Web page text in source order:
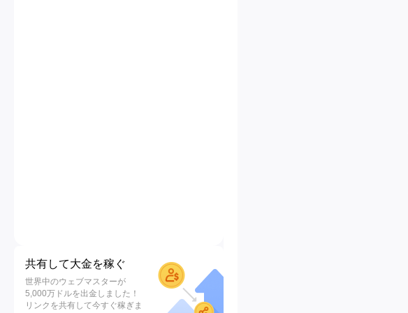
共有して大金を稼ぐ
世界中のウェブマスターが
5,000万ドルを出金しました！
リンクを共有して今すぐ稼ぎま